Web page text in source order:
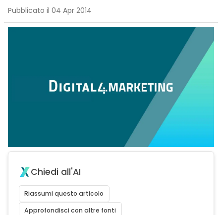
Pubblicato il 04 Apr 2014
Chiedi all'AI
Riassumi questo articolo
Approfondisci con altre fonti